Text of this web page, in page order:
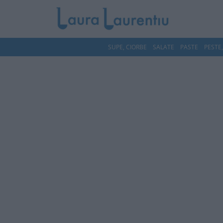
SUPE, CIORBE SALATE PASTE